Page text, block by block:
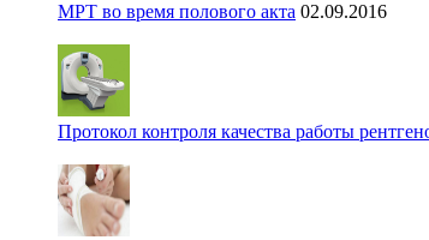
МРТ во время полового акта 02.09.2016
Протокол контроля качества работы